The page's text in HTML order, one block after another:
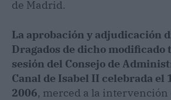
de Madrid.
La aprobación y adjudicación
Dragados de dicho modificado
sesión del Consejo de
Canal de Isabel II celebrada el
2006, merced a la intervención